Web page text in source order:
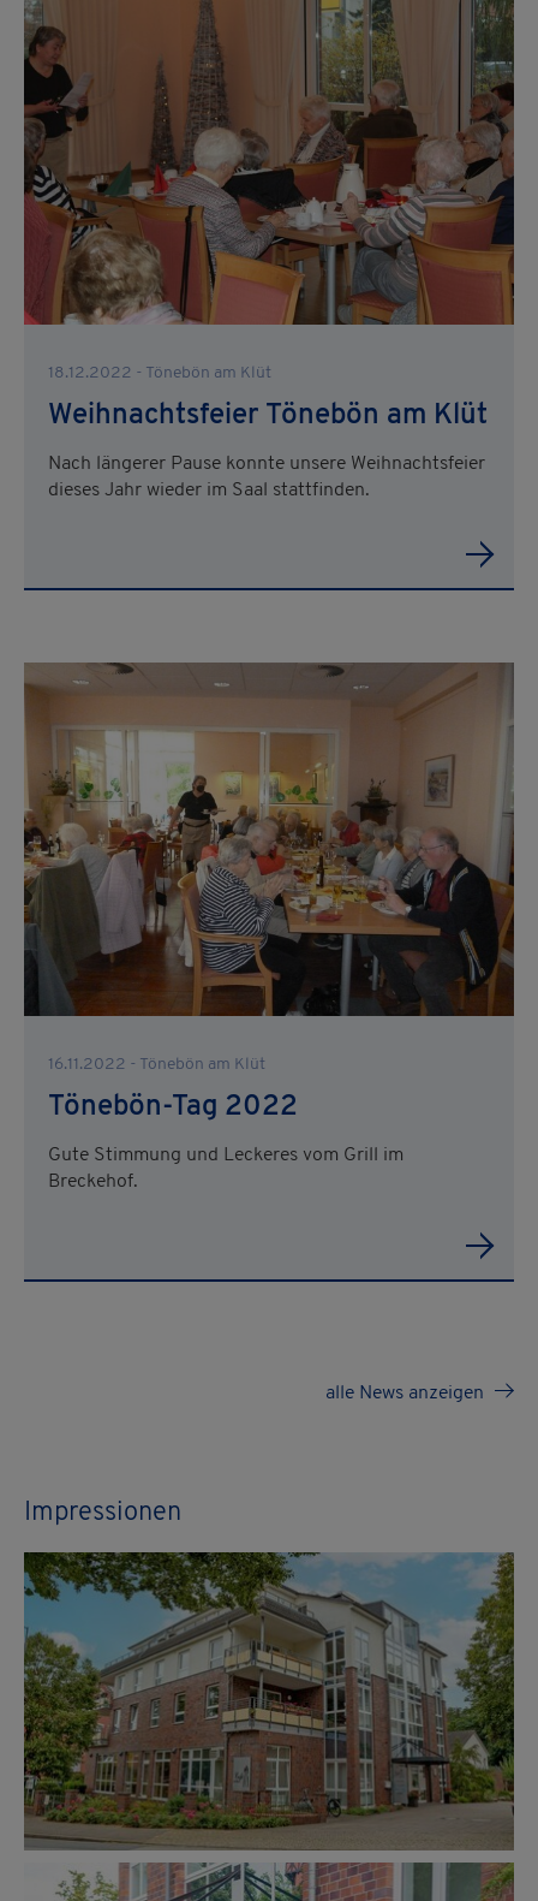
18.12.2022 - Tönebön am Klüt
Weihnachtsfeier Tönebön am Klüt
Nach längerer Pause konnte unsere Weihnachtsfeier
dieses Jahr wieder im Saal stattfinden.
16.11.2022 - Tönebön am Klüt
Tönebön-Tag 2022
Gute Stimmung und Leckeres vom Grill im
Breckehof.
alle News anzeigen
Impressionen